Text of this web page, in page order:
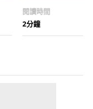
閱讀時間
2分鐘